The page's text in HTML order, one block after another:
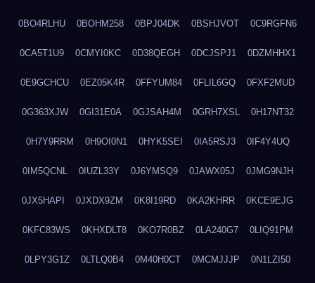
0BO4RLHU 0BOHM258 0BPJ04DK 0BSHJVOT 0C9RGFN6
0CA5T1U9 0CMYI0KC 0D38QEGH 0DCJSPJ1 0DZMHHX1
0E9GCHCU 0EZ05K4R 0FFYUM84 0FLIL6GQ 0FXF2MUD
0G363XJW 0GI31E0A 0GJSAH4M 0GRH7XSL 0H17NT32
0H7Y9RRM 0H9OI0N1 0HYK5SEI 0IA5RSJ3 0IF4Y4UQ
0IM5QCNL 0IUZL33Y 0J6YMSQ9 0JAWX05J 0JMG9NJH
0JX5HAPI 0JXDX9ZM 0K8I19RD 0KA2KHRR 0KCE9EJG
0KFC83WS 0KHXDLT8 0KO7R0BZ 0LA240G7 0LIQ91PM
0LPY3G1Z 0LTLQ0B4 0M40H0CT 0MCMJJJP 0N1LZI50